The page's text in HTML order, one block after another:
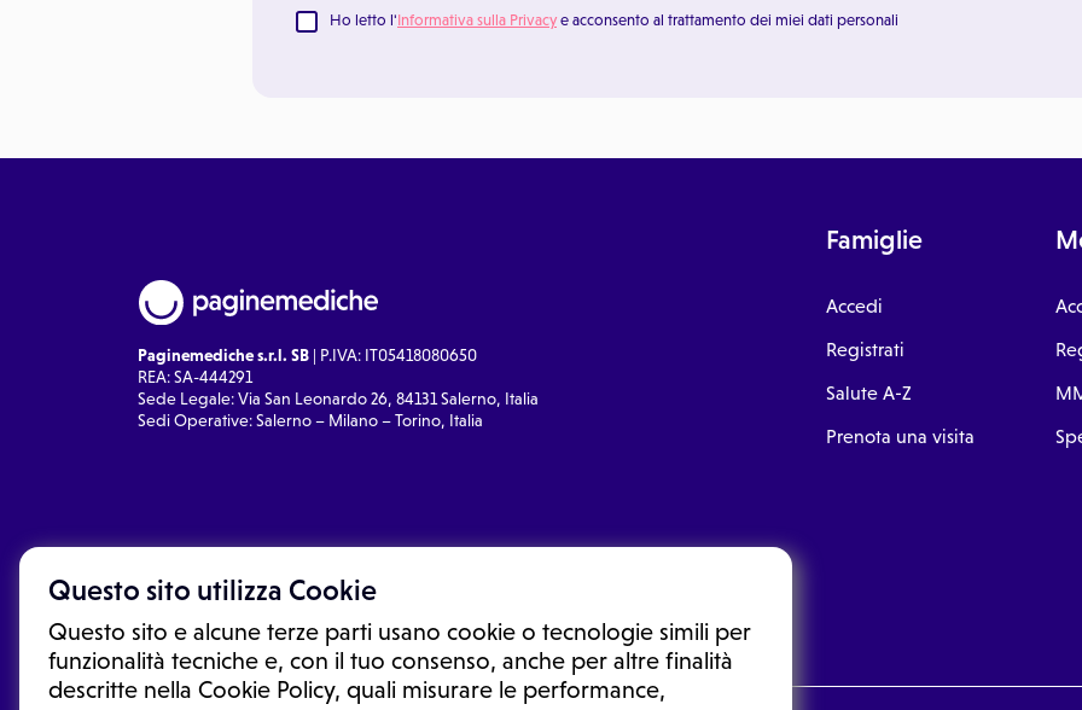
Questo sito utilizza Cookie
Questo sito e alcune terze parti usano cookie o tecnologie simili per
funzionalità tecniche e, con il tuo consenso, anche per altre finalità
descritte nella Cookie Policy, quali misurare le performance,
Ho letto l'Informativa sulla Privacy e acconsento al trattamento dei miei dati personali
Paginemediche s.r.l. SB | P.IVA: IT05418080650
REA: SA-444291
Sede Legale: Via San Leonardo 26, 84131 Salerno, Italia
Sedi Operative: Salerno – Milano – Torino, Italia
Famiglie
Accedi
Registrati
Salute A-Z
Prenota una visita